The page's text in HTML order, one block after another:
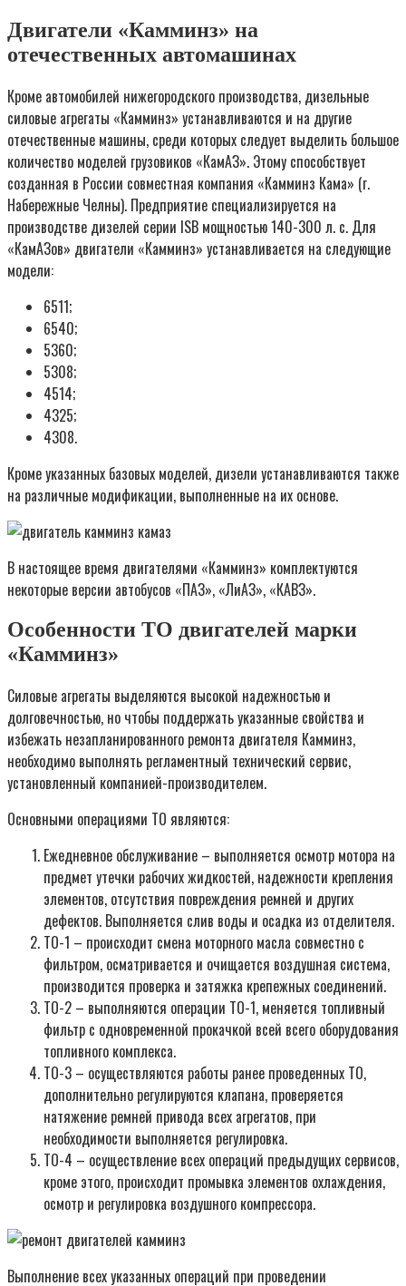
Двигатели «Камминз» на
отечественных автомашинах
Кроме автомобилей нижегородского производства, дизельные
силовые агрегаты «Камминз» устанавливаются и на другие
отечественные машины, среди которых следует выделить большое
количество моделей грузовиков «КамАЗ». Этому способствует
созданная в России совместная компания «Камминз Кама» (г.
Набережные Челны). Предприятие специализируется на
производстве дизелей серии ISB мощностью 140-300 л. с. Для
«КамАЗов» двигатели «Камминз» устанавливается на следующие
модели:
6511;
6540;
5360;
5308;
4514;
4325;
4308.
Кроме указанных базовых моделей, дизели устанавливаются также
на различные модификации, выполненные на их основе.
В настоящее время двигателями «Камминз» комплектуются
некоторые версии автобусов «ПАЗ», «ЛиАЗ», «КАВЗ».
Особенности ТО двигателей марки
«Камминз»
Силовые агрегаты выделяются высокой надежностью и
долговечностью, но чтобы поддержать указанные свойства и
избежать незапланированного ремонта двигателя Камминз,
необходимо выполнять регламентный технический сервис,
установленный компанией-производителем.
Основными операциями ТО являются:
Ежедневное обслуживание – выполняется осмотр мотора на
предмет утечки рабочих жидкостей, надежности крепления
элементов, отсутствия повреждения ремней и других
дефектов. Выполняется слив воды и осадка из отделителя.
ТО-1 – происходит смена моторного масла совместно с
фильтром, осматривается и очищается воздушная система,
производится проверка и затяжка крепежных соединений.
ТО-2 – выполняются операции ТО-1, меняется топливный
фильтр с одновременной прокачкой всей всего оборудования
топливного комплекса.
ТО-3 – осуществляются работы ранее проведенных ТО,
дополнительно регулируются клапана, проверяется
натяжение ремней привода всех агрегатов, при
необходимости выполняется регулировка.
ТО-4 – осуществление всех операций предыдущих сервисов,
кроме этого, происходит промывка элементов охлаждения,
осмотр и регулировка воздушного компрессора.
Выполнение всех указанных операций при проведении